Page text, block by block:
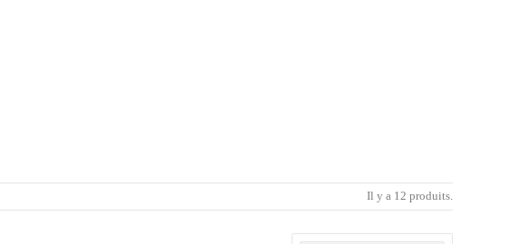
Il y a 12 produits.